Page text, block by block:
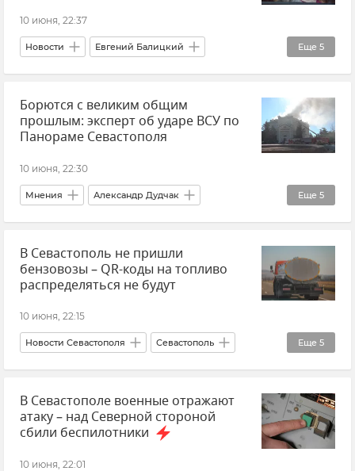
10 июня, 22:37
Еще 5
Новости Евгений Балицкий
Запорожская область Автобус дети
Безопасность Атаки ВСУ
Борются с великим общим
прошлым: эксперт об ударе ВСУ по
Панораме Севастополя
10 июня, 22:30
Еще 5
Мнения Александр Дудчак
Севастополь Крым Россия
Украина
Удар ВСУ по Панораме "Оборона Севастополя"
В Севастополь не пришли
бензовозы – QR-коды на топливо
распределяться не будут
10 июня, 22:15
Еще 5
Новости Севастополя Севастополь
Топливо Транспорт Бензин
Михаил Развожаев АЗС
В Севастополе военные отражают
атаку – над Северной стороной
сбили беспилотники
10 июня, 22:01